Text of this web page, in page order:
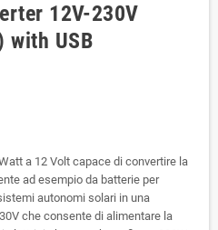
12V-230V
with USB
a 12 Volt capace di convertire la
ad esempio da batterie per
autonomi solari in una
che consente di alimentare la